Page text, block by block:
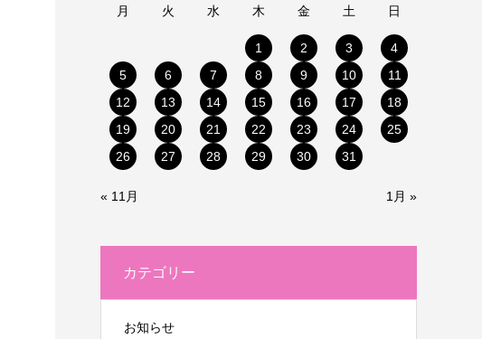
月 火 水 木 金 土 日
1 2 3
4
5
6 7 8 9 10
11
12
13 14 15 16 17
18
19
20 21 22 23 24
25
26
27 28 29 30 31
« 11月 1月 »
カテゴリー
お知らせ